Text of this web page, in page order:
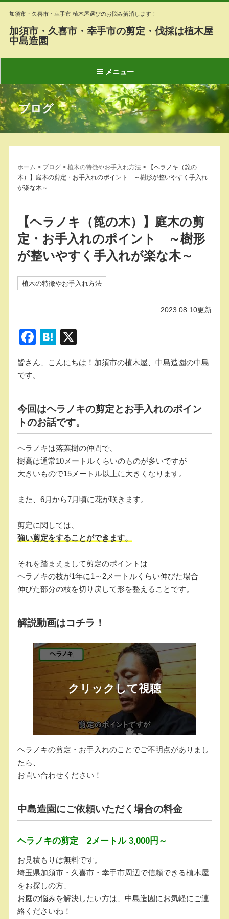
加須市・久喜市・幸手市 植木屋選びのお悩み解消します！
加須市・久喜市・幸手市の剪定・伐採は植木屋
中島造園
メニュー
ブログ
ホーム > ブログ >植木の特徴やお手入れ方法 >
【ヘラノキ（箆の
木）】庭木の剪定・お手入れのポイント ～樹形が整いやすく手入れ
が楽な木～
【ヘラノキ（箆の木）】庭木の剪
定・お手入れのポイント ～樹形
が整いやすく手入れが楽な木～
植木の特徴やお手入れ方法
2023.08.10更新
F
c
b
o
o
k
H
e
a
皆さん、こんにちは！加須市の植木屋、中島造園の中島
です。
今回はヘラノキの剪定とお手入れのポイン
トのお話です。
ヘラノキは落葉樹の仲間で、
樹高は通常10メートルくらいのものが多いですが
大きいもので15メートル以上に大きくなります。
また、6月から7月頃に花が咲きます。
剪定に関しては、
強い剪定をすることができます。
それを踏まえまして剪定のポイントは
ヘラノキの枝が1年に1～2メートルくらい伸びた場合
伸びた部分の枝を切り戻して形を整えることです。
解説動画はコチラ！
ヘラノキの剪定・お手入れのことでご不明点がありまし
たら、
お問い合わせください！
中島造園にご依頼いただく場合の料金
ヘラノキの剪定 2メートル 3,000円～
お見積もりは無料です。
埼玉県加須市・久喜市・幸手市周辺で信頼できる植木屋
をお探しの方、
お庭の悩みを解決したい方は、中島造園にお気軽にご連
絡くださいね！